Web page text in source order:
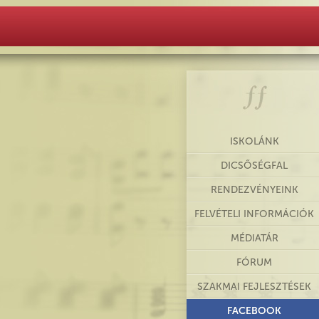
ISKOLÁNK
DICSŐSÉGFAL
RENDEZVÉNYEINK
FELVÉTELI INFORMÁCIÓK
MÉDIATÁR
FÓRUM
SZAKMAI FEJLESZTÉSEK
FACEBOOK